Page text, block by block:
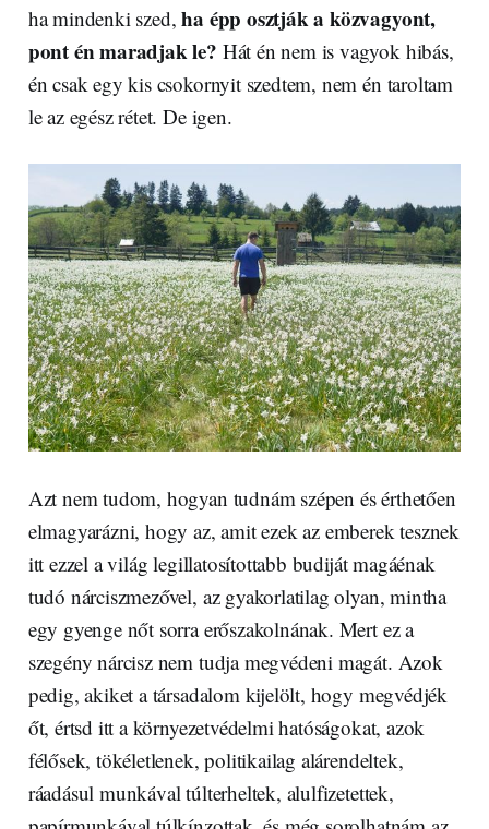
ha mindenki szed,ha épp osztják a közvagyont,
pont én maradjak le? Hát én nem is vagyok hibás,
én csak egy kis csokornyit szedtem, nem én taroltam
le az egész rétet. De igen.
Azt nem tudom, hogyan tudnám szépen és érthetően
elmagyarázni, hogy az, amit ezek az emberek tesznek
itt ezzel a világ legillatosítottabb budiját magáénak
tudó nárciszmezővel, az gyakorlatilag olyan, mintha
egy gyenge nőt sorra erőszakolnának. Mert ez a
szegény nárcisz nem tudja megvédeni magát. Azok
pedig, akiket a társadalom kijelölt, hogy megvédjék
őt, értsd itt a környezetvédelmi hatóságokat, azok
félősek, tökéletlenek, politikailag alárendeltek,
ráadásul munkával túlterheltek, alulfizetettek,